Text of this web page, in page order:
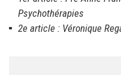
Psychothérapies
2e article : Véronique